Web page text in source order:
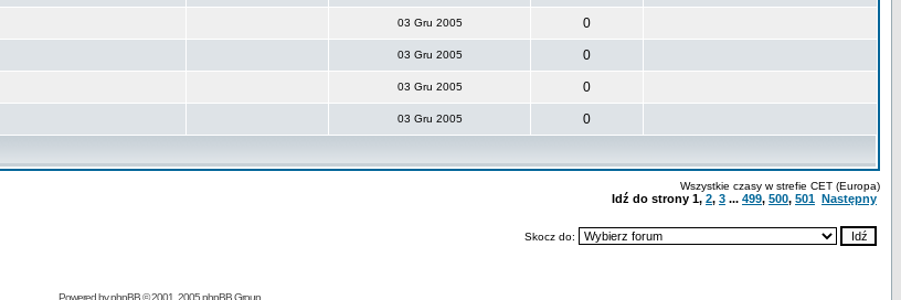
03 Gru 2005 0
03 Gru 2005 0
03 Gru 2005 0
03 Gru 2005 0
Wszystkie czasy w strefie CET (Europa)
Idź do strony 1, 2, 3 ... 499, 500, 501 Następny
Skocz do:
Powered byphpBB© 2001, 2005 phpBB Group